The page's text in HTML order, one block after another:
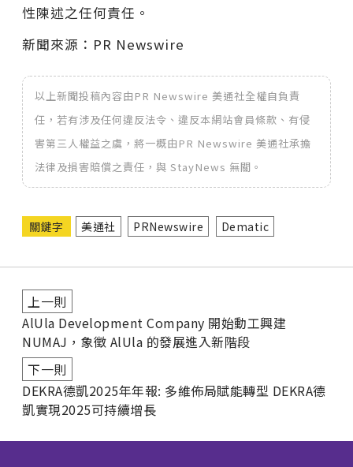
性陳述之任何責任。
新聞來源：PR Newswire
以上新聞投稿內容由PR Newswire 美通社全權自負責
任，若有涉及任何違反法令、違反本網站會員條款、有侵
害第三人權益之虞，將一概由PR Newswire 美通社承擔
法律及損害賠償之責任，與 StayNews 無關。
關鍵字 美通社 PRNewswire Dematic
上一則
AlUla Development Company 開始動工興建
NUMAJ，象徵 AlUla 的發展進入新階段
下一則
DEKRA德凱2025年年報: 多維佈局賦能轉型 DEKRA德
凱實現2025可持續增長